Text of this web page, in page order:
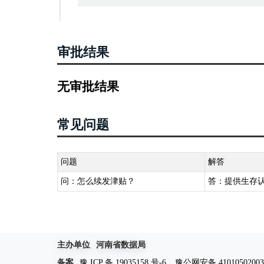
审批结果
无审批结果
常见问题
问题 解答
问：怎么续发津贴？ 答：提供生存
主办单位
河南省数据局
备案
豫 ICP 备 19035158 号-6 豫公网安备